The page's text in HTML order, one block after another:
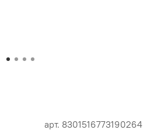
арт. 8301516773190264